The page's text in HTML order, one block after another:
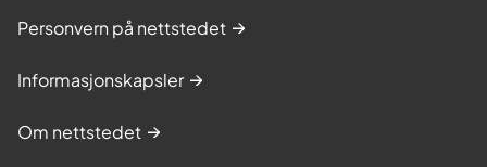
Personvern på nettstedet
Informasjonskapsler
Om nettstedet